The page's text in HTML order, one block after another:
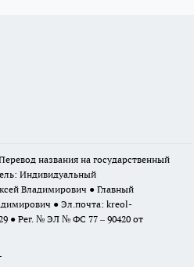
названия на государственный
Индивидуальный
Владимирович ● Главный
● Эл.почта: kreol-
● Рег. № ЭЛ № ФС 77 – 90420 от